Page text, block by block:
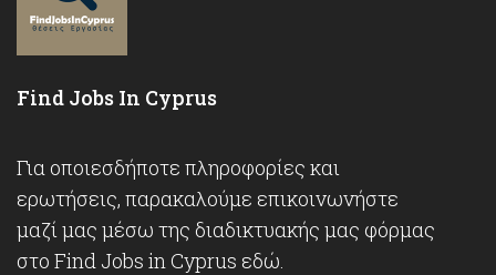
Find Jobs In Cyprus
Για οποιεσδήποτε πληροφορίες και
ερωτήσεις, παρακαλούμε επικοινωνήστε
μαζί μας μέσω της διαδικτυακής μας φόρμας
στο Find Jobs in Cyprus εδώ.